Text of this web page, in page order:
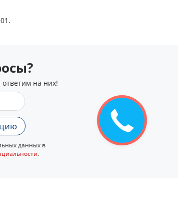
на них!
данных в
.
Закажите
звонок